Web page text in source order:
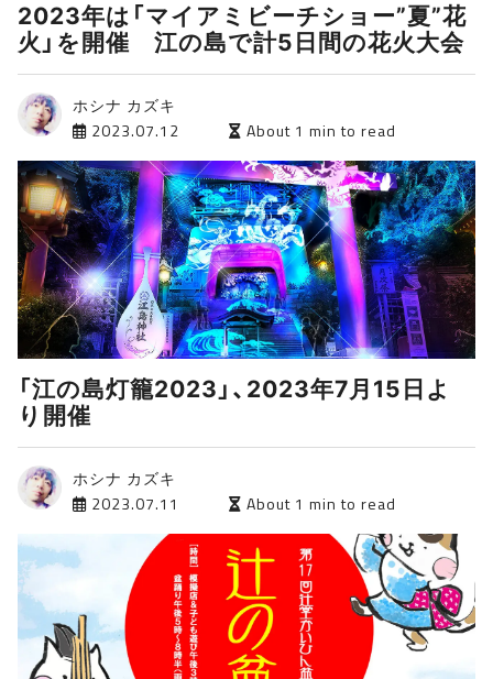
2023年は「マイアミビーチショー”夏”花
火」を開催 江の島で計5日間の花火大会
ホシナ カズキ
2023.07.12
About 1 min to read
「江の島灯籠2023」、2023年7月15日よ
り開催
ホシナ カズキ
2023.07.11
About 1 min to read